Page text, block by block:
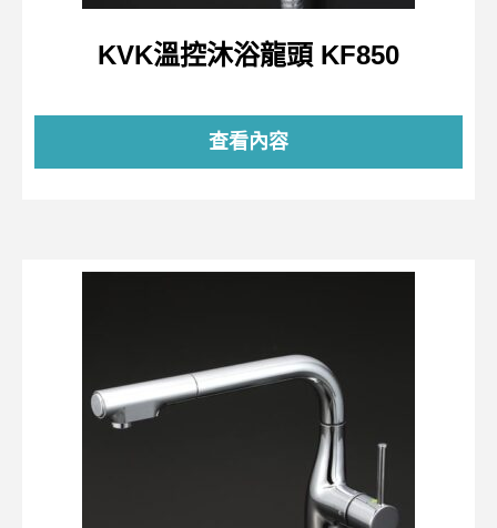
KVK溫控沐浴龍頭 KF850
查看內容